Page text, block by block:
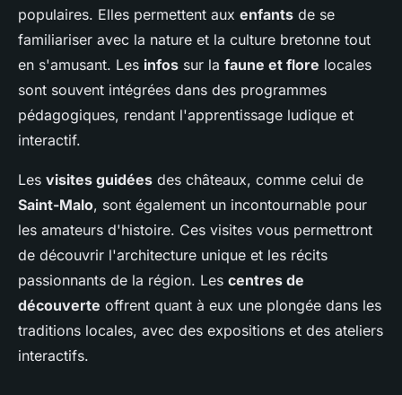
populaires. Elles permettent aux enfants de se
familiariser avec la nature et la culture bretonne tout
en s'amusant. Les infos sur la faune et flore locales
sont souvent intégrées dans des programmes
pédagogiques, rendant l'apprentissage ludique et
interactif.
Les visites guidées des châteaux, comme celui de
Saint-Malo, sont également un incontournable pour
les amateurs d'histoire. Ces visites vous permettront
de découvrir l'architecture unique et les récits
passionnants de la région. Les centres de
découverte offrent quant à eux une plongée dans les
traditions locales, avec des expositions et des ateliers
interactifs.